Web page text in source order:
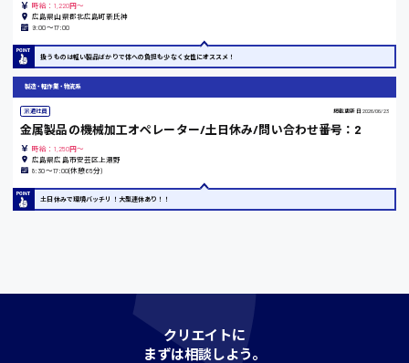
香川県
愛知県
時給1100円〜
時給：1,220円～
広島県山県郡北広島町新氏神
9:00〜17:00
扱うものは軽い製品ばかりで体への負担も少なく女性にオススメ！
製造・軽作業・物流系
派遣社員 掲載更新日 2026/06/23
金属製品の機械加工オペレーター/土日休み/問い合わせ番号：2
時給：1,250円～
広島県広島市安芸区上瀬野
8:30〜17:00(休憩65分)
土日休みで環境バッチリ！大型連休あり！！
クリエイトに
まずは相談しよう。